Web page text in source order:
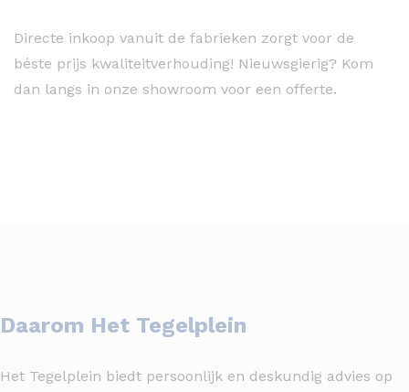
Directe inkoop vanuit de fabrieken zorgt voor de
béste prijs kwaliteitverhouding! Nieuwsgierig? Kom
dan langs in onze showroom voor een offerte.
Daarom Het Tegelplein
Het Tegelplein biedt persoonlijk en deskundig advies op